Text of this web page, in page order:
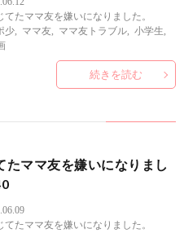
てたママ友を嫌いになりました。
少
ママ友 ママ友トラブル ,小学生
続きを読む
たママ友を嫌いになりまし
てたママ友を嫌いになりました。